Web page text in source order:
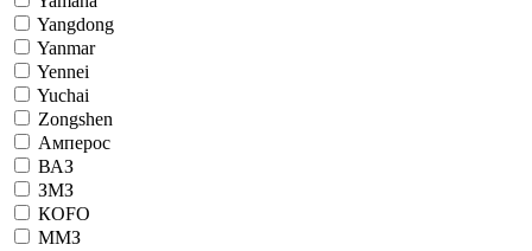
Yangdong
Yanmar
Yennei
Yuchai
Zongshen
Амперос
ВАЗ
ЗМЗ
КОFO
ММЗ